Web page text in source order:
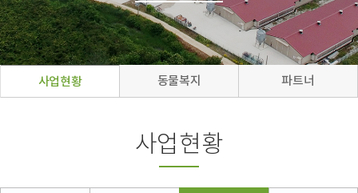
사업현황 동물복지 파트너
사업현황